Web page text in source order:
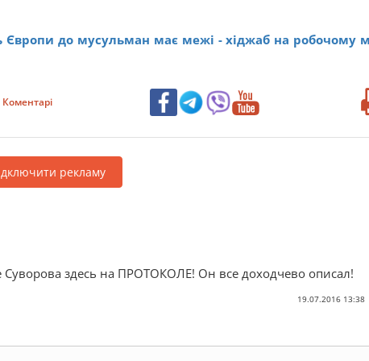
Європи до мусульман має межі - хіджаб на робочому
Коментарі
рекламу
Суворова здесь на ПРОТОКОЛЕ! Он все доходчево описал!
19.07.2016 13:38